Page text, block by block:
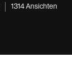
1314 Ansichten